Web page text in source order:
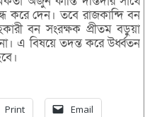
করে দেন। তবে রাজকান্দি বন
বন সংরক্ষক প্রীতম বড়ুয়া
এ বিষয়ে তদন্ত করে উর্ধ্বতন
Print Email